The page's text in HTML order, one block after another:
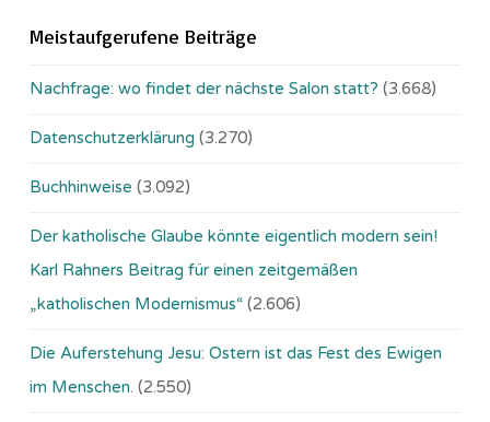
Meistaufgerufene Beiträge
Nachfrage: wo findet der nächste Salon statt? (3.668)
Datenschutzerklärung (3.270)
Buchhinweise (3.092)
Der katholische Glaube könnte eigentlich modern sein!
Karl Rahners Beitrag für einen zeitgemäßen
„katholischen Modernismus“ (2.606)
Die Auferstehung Jesu: Ostern ist das Fest des Ewigen
im Menschen. (2.550)